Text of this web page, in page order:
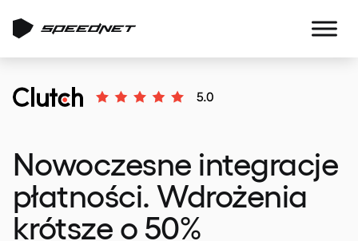
Nowoczesne integracje
płatności. Wdrożenia
krótsze o 50%